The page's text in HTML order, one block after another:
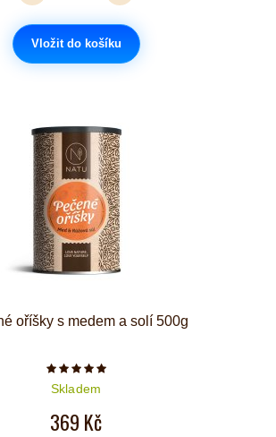
Vložit do košíku
oříšky s medem a solí 500g
Počet hvězdiček je 5 z 5
Skladem
369 Kč